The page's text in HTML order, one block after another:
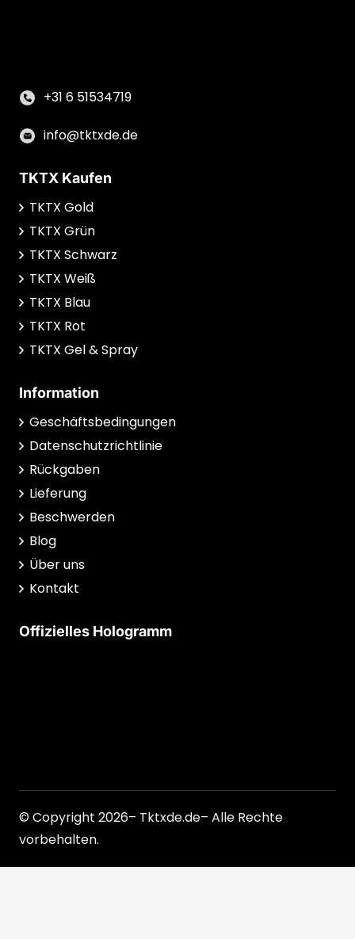
+31 6 51534719
info@tktxde.de
TKTX Kaufen
TKTX Gold
TKTX Grün
TKTX Schwarz
TKTX Weiß
TKTX Blau
TKTX Rot
TKTX Gel & Spray
Information
Geschäftsbedingungen
Datenschutzrichtlinie
Rückgaben
Lieferung
Beschwerden
Blog
Über uns
Kontakt
Offizielles Hologramm
© Copyright 2026– Tktxde.de– Alle Rechte
vorbehalten.